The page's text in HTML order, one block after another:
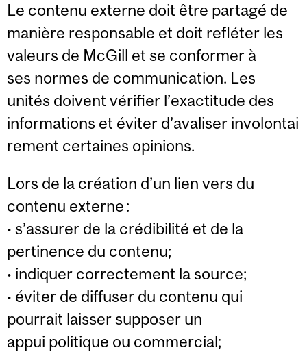
Le contenu externe doit être partagé de
manière responsable et doit refléter les
valeurs de McGill et se conformer à
ses normes de communication. Les
unités doivent vérifier l’exactitude des
informations et éviter d’avaliser involontai
rement certaines opinions.
Lors de la création d’un lien vers du
contenu externe :
• s’assurer de la crédibilité et de la
pertinence du contenu;
• indiquer correctement la source;
• éviter de diffuser du contenu qui
pourrait laisser supposer un
appui politique ou commercial;